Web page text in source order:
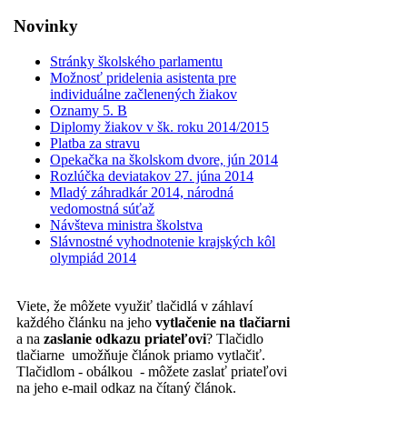
Novinky
Stránky školského parlamentu
Možnosť pridelenia asistenta pre
individuálne začlenených žiakov
Oznamy 5. B
Diplomy žiakov v šk. roku 2014/2015
Platba za stravu
Opekačka na školskom dvore, jún 2014
Rozlúčka deviatakov 27. júna 2014
Mladý záhradkár 2014, národná
vedomostná súťaž
Návšteva ministra školstva
Slávnostné vyhodnotenie krajských kôl
olympiád 2014
Viete, že môžete využiť tlačidlá v záhlaví
každého článku na jeho vytlačenie na tlačiarni
a na zaslanie odkazu priateľovi? Tlačidlo
tlačiarne umožňuje článok priamo vytlačiť.
Tlačidlom - obálkou - môžete zaslať priateľovi
na jeho e-mail odkaz na čítaný článok.